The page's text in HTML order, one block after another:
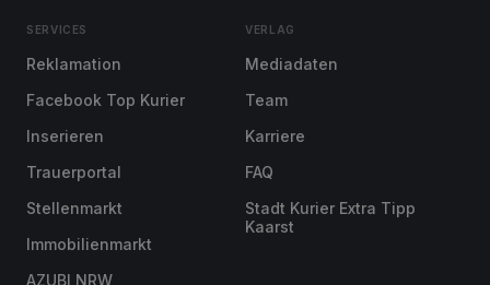
SERVICES
Reklamation
Facebook Top Kurier
Inserieren
Trauerportal
Stellenmarkt
Immobilienmarkt
AZUBI NRW
VERLAG
Mediadaten
Team
Karriere
FAQ
Stadt Kurier Extra Tipp
Kaarst